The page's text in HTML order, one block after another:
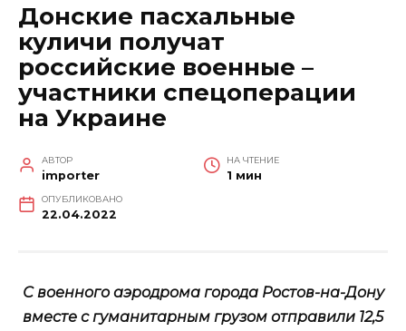
Донские пасхальные
куличи получат
российские военные –
участники спецоперации
на Украине
АВТОР
importer
НА ЧТЕНИЕ
1 мин
ОПУБЛИКОВАНО
22.04.2022
С военного аэродрома города Ростов-на-Дону
вместе с гуманитарным грузом отправили 12,5